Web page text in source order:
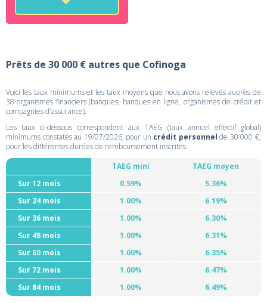
Prêts de 30 000 € autres que Cofinoga
Voici les taux minimums et les taux moyens que nous avons relevés auprès de
38 organismes financiers (banques, banques en ligne, organismes de crédit et
compagnies d'assurance).
Les taux ci-dessous correspondent aux TAEG (taux annuel effectif global)
minimums constatés au 19/07/2026, pour un crédit personnel de 30 000 €,
pour les différentes durées de remboursement inscrites.
TAEG mini
TAEG moyen
Sur 12 mois
0.59%
5.36%
Sur 24 mois
1.00%
6.19%
Sur 36 mois
1.00%
6.30%
Sur 48 mois
1.00%
6.31%
Sur 60 mois
1.00%
6.35%
Sur 72 mois
1.00%
6.47%
Sur 84 mois
1.00% 6.49%